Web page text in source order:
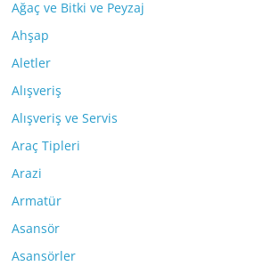
Ağaç ve Bitki ve Peyzaj
Ahşap
Aletler
Alışveriş
Alışveriş ve Servis
Araç Tipleri
Arazi
Armatür
Asansör
Asansörler